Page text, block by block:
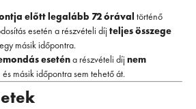
előtt legalább 72 órával történő
esetén a részvételi díj teljes összege
egy másik időpontra.
eseténa részvételi díj nem
és másik időpontra sem tehető át.